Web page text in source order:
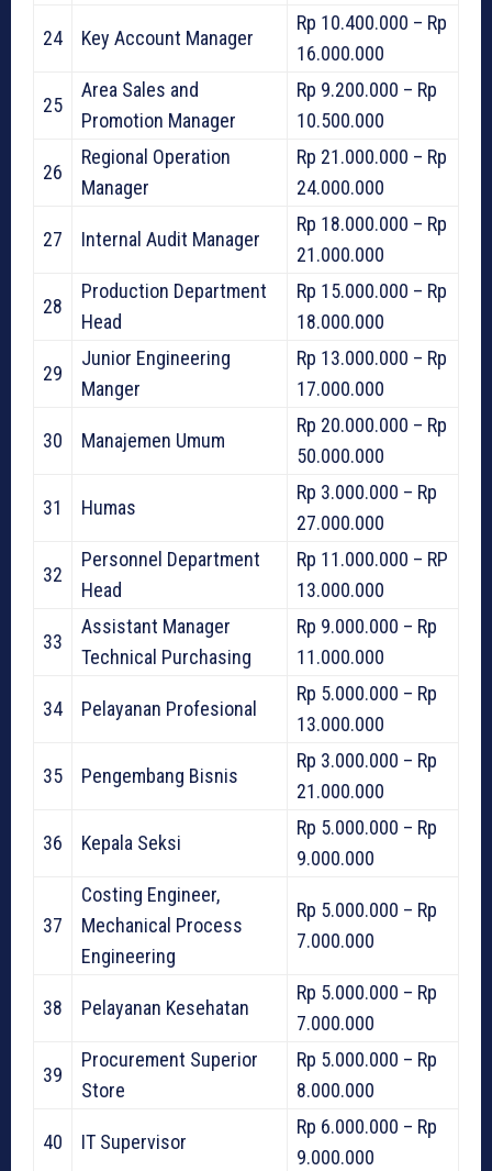
24 Key Account Manager
Rp 10.400.000 – Rp
16.000.000
25
Area Sales and
Promotion Manager
Rp 9.200.000 – Rp
10.500.000
26
Regional Operation
Manager
Rp 21.000.000 – Rp
24.000.000
27 Internal Audit Manager
Rp 18.000.000 – Rp
21.000.000
28
Production Department
Head
Rp 15.000.000 – Rp
18.000.000
29
Junior Engineering
Manger
Rp 13.000.000 – Rp
17.000.000
30 Manajemen Umum
Rp 20.000.000 – Rp
50.000.000
31 Humas
Rp 3.000.000 – Rp
27.000.000
32
Personnel Department
Head
Rp 11.000.000 – RP
13.000.000
33
Assistant Manager
Technical Purchasing
Rp 9.000.000 – Rp
11.000.000
34 Pelayanan Profesional
Rp 5.000.000 – Rp
13.000.000
35 Pengembang Bisnis
Rp 3.000.000 – Rp
21.000.000
36 Kepala Seksi
Rp 5.000.000 – Rp
9.000.000
37
Costing Engineer,
Mechanical Process
Engineering
Rp 5.000.000 – Rp
7.000.000
38 Pelayanan Kesehatan
Rp 5.000.000 – Rp
7.000.000
39
Procurement Superior
Store
Rp 5.000.000 – Rp
8.000.000
40 IT Supervisor
Rp 6.000.000 – Rp
9.000.000